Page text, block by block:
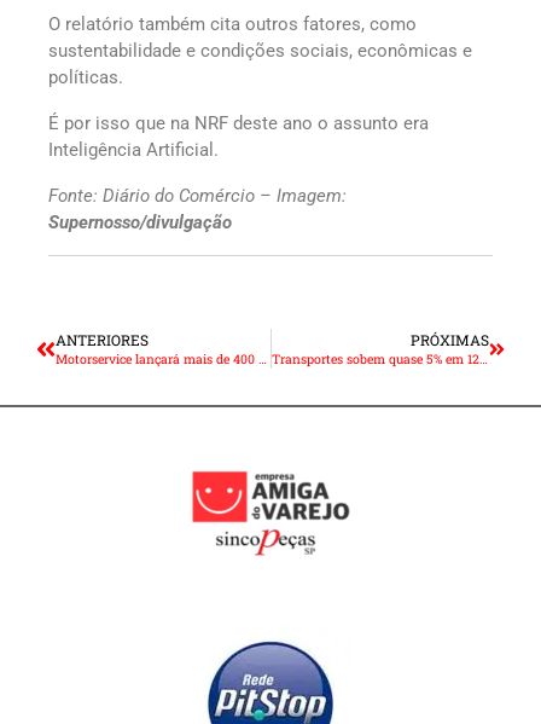
O relatório também cita outros fatores, como
sustentabilidade e condições sociais, econômicas e
políticas.
É por isso que na NRF deste ano o assunto era
Inteligência Artificial.
Fonte: Diário do Comércio – Imagem:
Supernosso/divulgação
ANTERIORES
Motorservice lançará mais de 400 itens para motor e mecatrônica
PRÓXIMAS
Transportes sobem quase 5% em 12 meses, mas custo de vida na RMSP desacelera